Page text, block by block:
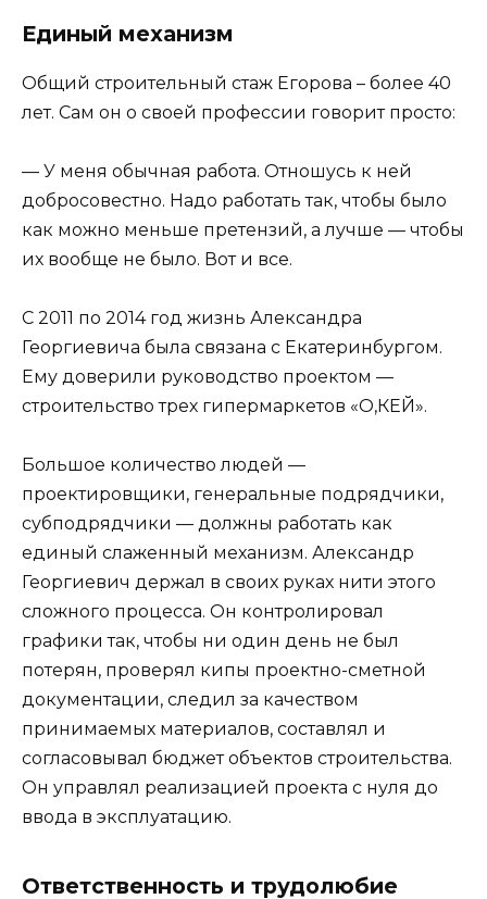
Единый механизм
Общий строительный стаж Егорова – более 40
лет. Сам он о своей профессии говорит просто:
— У меня обычная работа. Отношусь к ней
добросовестно. Надо работать так, чтобы было
как можно меньше претензий, а лучше — чтобы
их вообще не было. Вот и все.
С 2011 по 2014 год жизнь Александра
Георгиевича была связана с Екатеринбургом.
Ему доверили руководство проектом —
строительство трех гипермаркетов «О,КЕЙ».
Большое количество людей —
проектировщики, генеральные подрядчики,
субподрядчики — должны работать как
единый слаженный механизм. Александр
Георгиевич держал в своих руках нити этого
сложного процесса. Он контролировал
графики так, чтобы ни один день не был
потерян, проверял кипы проектно-сметной
документации, следил за качеством
принимаемых материалов, составлял и
согласовывал бюджет объектов строительства.
Он управлял реализацией проекта с нуля до
ввода в эксплуатацию.
Ответственность и трудолюбие